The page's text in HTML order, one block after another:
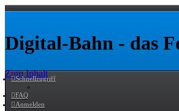
Digital-Bahn - das
Zum Inhalt
Schnellzugriff
FAQ
Anmelden